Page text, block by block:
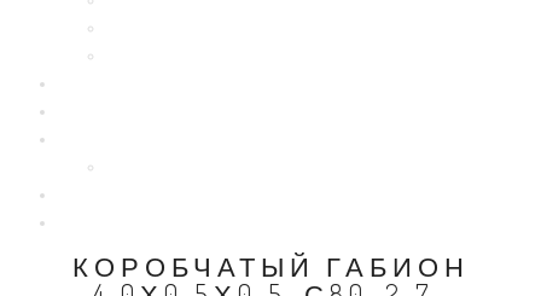
КОРОБЧАТЫЙ ГАБИОН